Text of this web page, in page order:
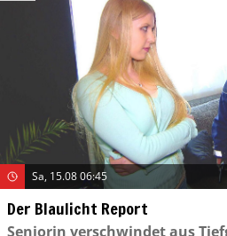
Sa, 15.08 06:45
Der Blaulicht Report
Seniorin verschwindet aus